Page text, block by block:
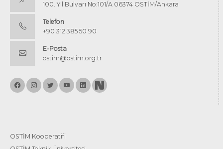
100. Yıl Bulvarı No:101/A 06374 OSTİM/Ankara
Telefon
+90 312 385 50 90
E-Posta
ostim@ostim.org.tr
OSTİM Kooperatifi